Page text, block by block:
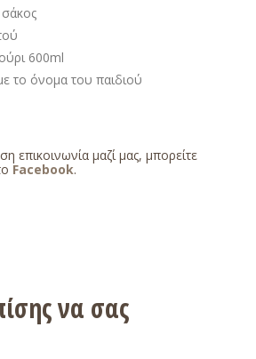
σάκος
600ml
το όνομα του παιδιού
επικοινωνία μαζί μας, μπορείτε
Facebook.
να σας